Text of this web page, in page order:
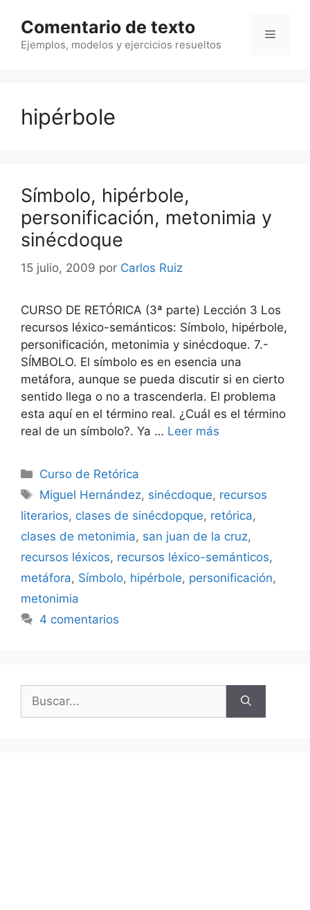
contenido
Comentario de texto
Ejemplos, modelos y ejercicios resueltos
Menú
hipérbole
Símbolo, hipérbole,
personificación, metonimia y
sinécdoque
15 julio, 2009 por Carlos Ruiz
CURSO DE RETÓRICA (3ª parte) Lección 3 Los
recursos léxico-semánticos: Símbolo, hipérbole,
personificación, metonimia y sinécdoque. 7.-
SÍMBOLO. El símbolo es en esencia una
metáfora, aunque se pueda discutir si en cierto
sentido llega o no a trascenderla. El problema
esta aquí en el término real. ¿Cuál es el término
real de un símbolo?. Ya … Leer más
Categorías
Curso de Retórica
Etiquetas
Miguel Hernández, sinécdoque, recursos
literarios, clases de sinécdopque, retórica,
clases de metonimia, san juan de la cruz,
recursos léxicos, recursos léxico-semánticos,
metáfora, Símbolo, hipérbole, personificación,
metonimia
4 comentarios